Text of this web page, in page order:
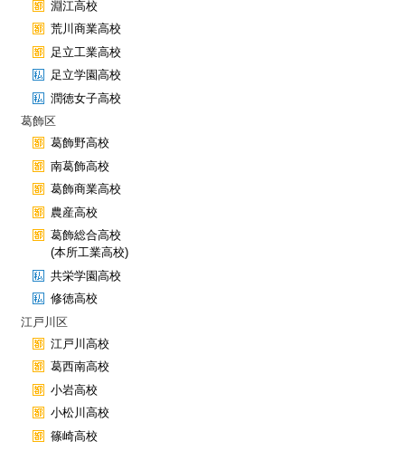
淵江高校
荒川商業高校
足立工業高校
足立学園高校
潤徳女子高校
葛飾区
葛飾野高校
南葛飾高校
葛飾商業高校
農産高校
葛飾総合高校
(本所工業高校)
共栄学園高校
修徳高校
江戸川区
江戸川高校
葛西南高校
小岩高校
小松川高校
篠崎高校